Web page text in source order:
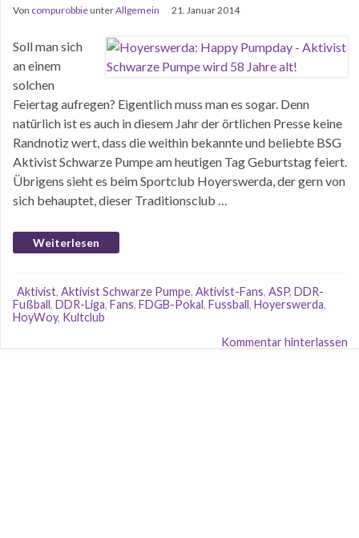
Von compurobbieunterAllgemein 21. Januar 2014
Soll man sich
an einem
solchen
Feiertag aufregen? Eigentlich muss man es sogar. Denn
natürlich ist es auch in diesem Jahr der örtlichen Presse keine
Randnotiz wert, dass die weithin bekannte und beliebte BSG
Aktivist Schwarze Pumpe am heutigen Tag Geburtstag feiert.
Übrigens sieht es beim Sportclub Hoyerswerda, der gern von
sich behauptet, dieser Traditionsclub …
Weiterlesen
Aktivist, Aktivist Schwarze Pumpe, Aktivist-Fans, ASP, DDR-
Fußball, DDR-Liga, Fans, FDGB-Pokal, Fussball, Hoyerswerda,
HoyWoy, Kultclub
Kommentar hinterlassen